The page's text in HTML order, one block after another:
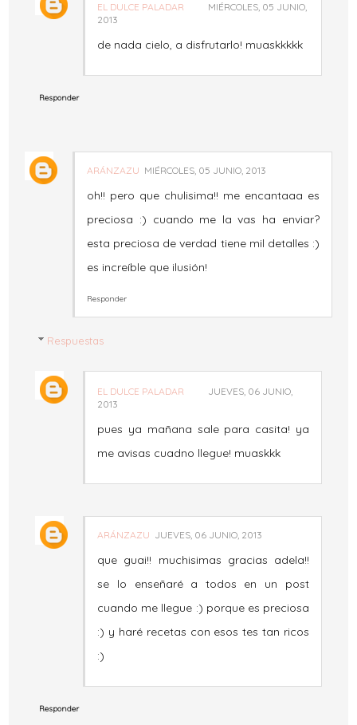
EL DULCE PALADAR
MIÉRCOLES, 05 JUNIO,
2013
de nada cielo, a disfrutarlo! muaskkkkk
Responder
ARÁNZAZU MIÉRCOLES, 05 JUNIO, 2013
oh!! pero que chulisima!! me encantaaa es
preciosa :) cuando me la vas ha enviar?
esta preciosa de verdad tiene mil detalles :)
es increíble que ilusión!
Responder
Respuestas
EL DULCE PALADAR
JUEVES, 06 JUNIO,
2013
pues ya mañana sale para casita! ya
me avisas cuadno llegue! muaskkk
ARÁNZAZU JUEVES, 06 JUNIO, 2013
que guai!! muchisimas gracias adela!!
se lo enseñaré a todos en un post
cuando me llegue :) porque es preciosa
:) y haré recetas con esos tes tan ricos
:)
Responder